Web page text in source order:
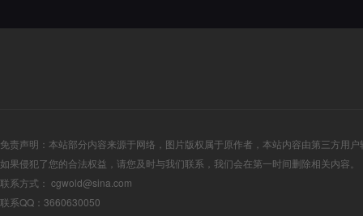
免责声明：本站部分内容来源于网络，图片版权属于原作者，本站内容由第三方用
如果侵犯了您的合法权益，请您及时与我们联系，我们会在第一时间删除相关内容。
联系方式： cgwold@sina.com
联系QQ：3660630050